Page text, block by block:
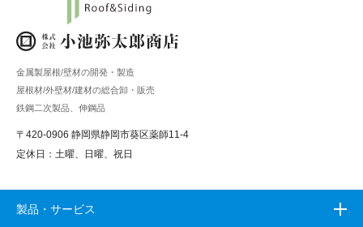
金属製屋根/壁材の開発・製造
屋根材/外壁材/建材の総合卸・販売
鉄鋼二次製品、伸鋼品
〒420-0906 静岡県静岡市葵区薬師11-4
定休日：土曜、日曜、祝日
製品・サービス